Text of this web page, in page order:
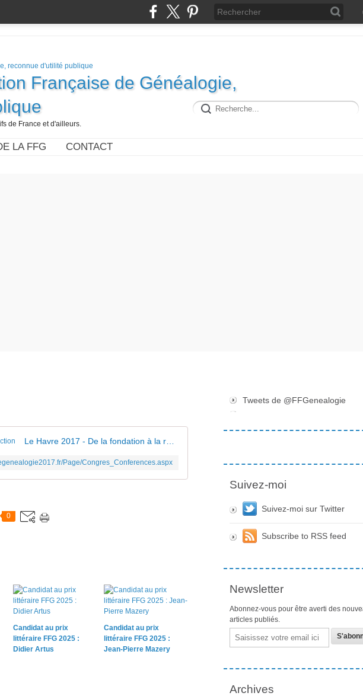
Française de Généalogie,
de France et d'ailleurs.
LA FFG CONTACT
Page/Congres_Conferences.aspx
0
Candidat au prix
littéraire FFG 2025 :
Didier Artus
Candidat au prix
littéraire FFG 2025 :
Jean-Pierre Mazery
Tweets de @FFGenealogie
Suivez-moi
Suivez-moi sur Twitter
Subscribe to RSS feed
Newsletter
Abonnez-vous pour être averti des
articles publiés.
Email
Archives